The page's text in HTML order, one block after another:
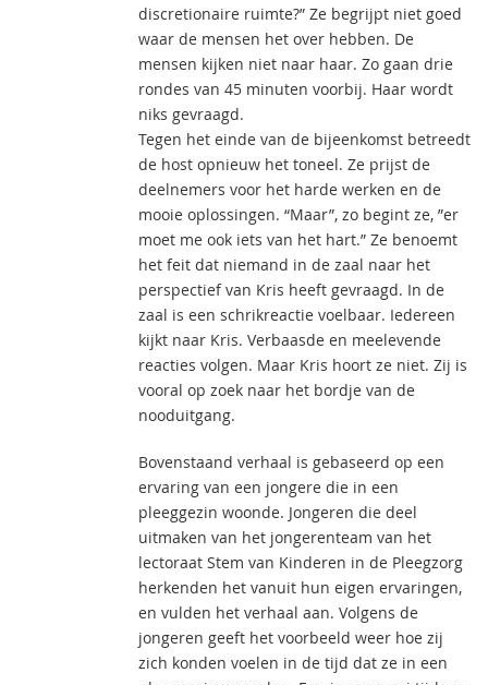
discretionaire ruimte?” Ze begrijpt niet goed
waar de mensen het over hebben. De
mensen kijken niet naar haar. Zo gaan drie
rondes van 45 minuten voorbij. Haar wordt
niks gevraagd.
Tegen het einde van de bijeenkomst betreedt
de host opnieuw het toneel. Ze prijst de
deelnemers voor het harde werken en de
mooie oplossingen. “Maar”, zo begint ze, ”er
moet me ook iets van het hart.” Ze benoemt
het feit dat niemand in de zaal naar het
perspectief van Kris heeft gevraagd. In de
zaal is een schrikreactie voelbaar. Iedereen
kijkt naar Kris. Verbaasde en meelevende
reacties volgen. Maar Kris hoort ze niet. Zij is
vooral op zoek naar het bordje van de
nooduitgang.
Bovenstaand verhaal is gebaseerd op een
ervaring van een jongere die in een
pleeggezin woonde. Jongeren die deel
uitmaken van het jongerenteam van het
lectoraat Stem van Kinderen in de Pleegzorg
herkenden het vanuit hun eigen ervaringen,
en vulden het verhaal aan. Volgens de
jongeren geeft het voorbeeld weer hoe zij
zich konden voelen in de tijd dat ze in een